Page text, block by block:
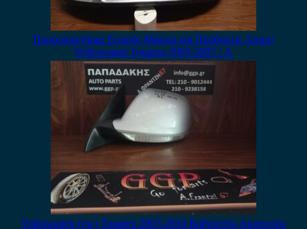
Προφυλακτήρας Εμπρός Μάσκα και Προβολείς Ασημί
Volkswagen Touareg 2003-2007 / Α
Volkswagen (vw) Touareg 2007-2010 Καθρέπτης Αριστερός